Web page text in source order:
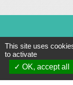
This site uses
to activate
OK, accept all